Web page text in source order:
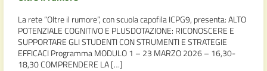
La rete “Oltre il rumore”, con scuola capofila ICPG9, presenta: ALTO
POTENZIALE COGNITIVO E PLUSDOTAZIONE: RICONOSCERE E
SUPPORTARE GLI STUDENTI CON STRUMENTI E STRATEGIE
EFFICACI Programma MODULO 1 – 23 MARZO 2026 – 16,30-
18,30 COMPRENDERE LA […]